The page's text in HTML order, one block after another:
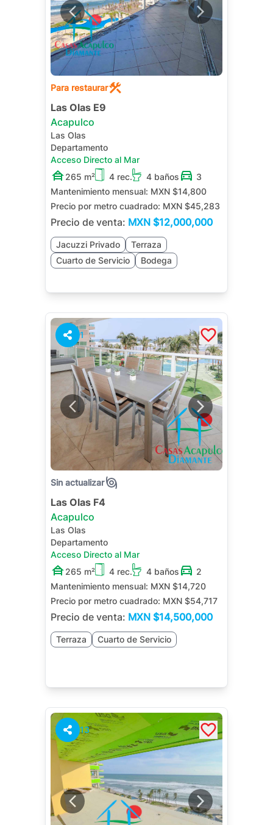
Para restaurar
Las Olas E9
Acapulco
Las Olas
Departamento
Acceso Directo al Mar
265 m²
4 rec. 4 baños
3
Mantenimiento mensual: MXN $14,800
Precio por metro cuadrado: MXN $45,283
Precio de venta: MXN $12,000,000
Jacuzzi Privado
Terraza
Cuarto de Servicio
Bodega
1
Sin actualizar
Las Olas F4
Acapulco
Las Olas
Departamento
Acceso Directo al Mar
265 m²
4 rec. 4 baños
2
Mantenimiento mensual: MXN $14,720
Precio por metro cuadrado: MXN $54,717
Precio de venta: MXN $14,500,000
Terraza Cuarto de Servicio
13